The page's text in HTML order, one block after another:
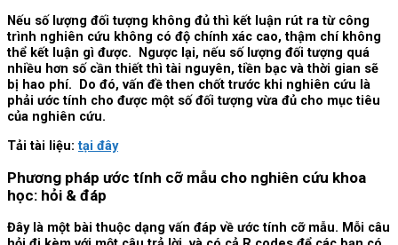
Nếu số lượng đối tượng không đủ thì kết luận rút ra từ công
trình nghiên cứu không có độ chính xác cao, thậm chí không
thể kết luận gì được. Ngược lại, nếu số lượng đối tượng quá
nhiều hơn số cần thiết thì tài nguyên, tiền bạc và thời gian sẽ
bị hao phí. Do đó, vấn đề then chốt trước khi nghiên cứu là
phải ước tính cho được một số đối tượng vừa đủ cho mục tiêu
của nghiên cứu.
Tải tài liệu:tại đây
Phương pháp ước tính cỡ mẫu cho nghiên cứu khoa
học: hỏi & đáp
Đây là một bài thuộc dạng vấn đáp về ước tính cỡ mẫu. Mỗi câu